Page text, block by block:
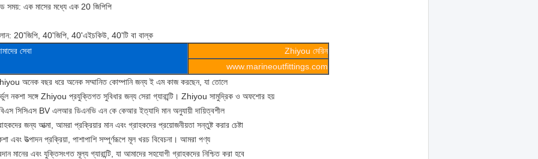
সময়: এক মাসের মধ্যে এক 20 জিপিপি
20'জিপি, 40'জিপি, 40'এইচকিউ, 40'টি বা বাল্ক
সেবা
Zhiyou মেরিন
www.marineoutfittings.com
অনেক বছর ধরে অনেক সম্মানিত কোম্পানি জন্য ই এম কাজ করছেন, যা তোলে
নকশা সঙ্গে Zhiyou প্রযুক্তিগত সুবিধার জন্য সেরা গ্যারান্টি। Zhiyou সামুদ্রিক ও অফশোর হয়
সিসিএস BV এলআর ডিএনভি এন কে কেআর ইত্যাদি মান অনুযায়ী দায়িত্বশীল
জন্য আত্মা, আমরা প্রক্রিয়ার মান এবং গ্রাহকদের প্রয়োজনীয়তা সন্তুষ্ট করার চেষ্টা
এবং উত্পাদন প্রক্রিয়া, পাশাপাশি সম্পূর্ণরূপে মূল খরচ বিবেচনা। আমরা পণ্য
মানের এবং যুক্তিসংগত মূল্য গ্যারান্টি, যা আমাদের সহযোগী গ্রাহকদের নিশ্চিত করা হবে